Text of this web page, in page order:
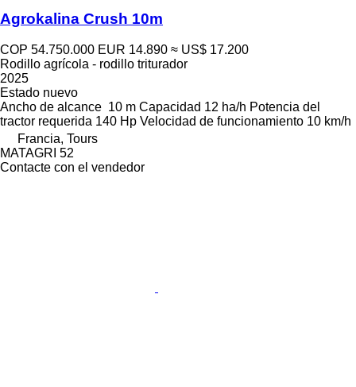
Agrokalina Crush 10m
COP 54.750.000 EUR 14.890 ≈ US$ 17.200
Rodillo agrícola - rodillo triturador
2025
Estado nuevo
Ancho de alcance 10 m Capacidad 12 ha/h Potencia del
tractor requerida 140 Hp Velocidad de funcionamiento 10 km/h
Francia, Tours
MATAGRI 52
Contacte con el vendedor